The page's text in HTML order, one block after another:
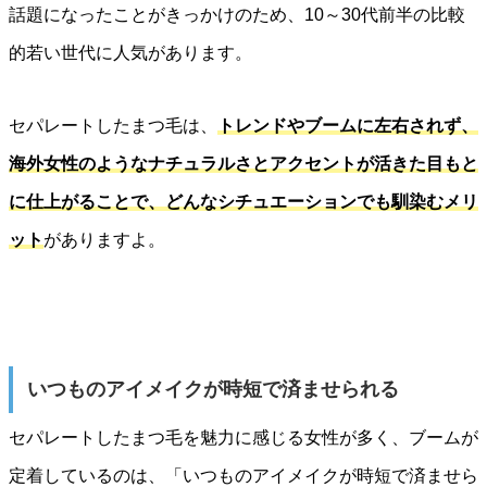
話題になったことがきっかけのため、10～30代前半の比較
的若い世代に人気があります。
セパレートしたまつ毛は、 トレンドやブームに左右されず、
海外女性のようなナチュラルさとアクセントが活きた目もと
に仕上がることで、どんなシチュエーションでも馴染むメリ
ット がありますよ。
いつものアイメイクが時短で済ませられる
セパレートしたまつ毛を魅力に感じる女性が多く、ブームが
定着しているのは、「いつものアイメイクが時短で済ませら